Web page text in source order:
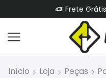
5% OFF No
Início Loja Peças